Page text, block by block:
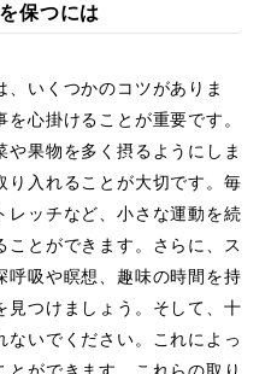
保つには
いくつかのコツがありま
心掛けることが重要です。
果物を多く摂るようにしま
り入れることが大切です。毎
レッチなど、小さな運動を続
ことができます。さらに、ス
呼吸や瞑想、趣味の時間を持
見つけましょう。そして、十
いでください。これによっ
ができます。これらの取り